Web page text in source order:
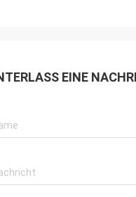
EINE